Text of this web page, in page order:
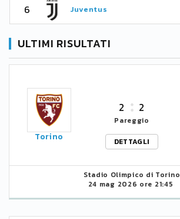
6 Juventus
ULTIMI RISULTATI
Torino
2 2
Pareggio
DETTAGLI
Stadio Olimpico di Torino
24 mag 2026 ore 21:45